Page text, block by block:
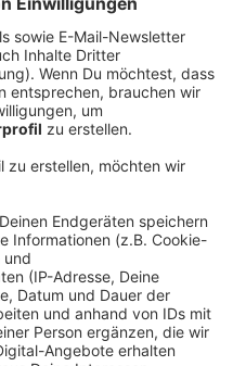
Quadratologos und
Es wurde
in und aus Münster
fördert Kinder
in Münster. Damit
Aktivitäten
Stiftung Sport-, Musik-
Förderungen hat die
An der
es auch einige
freuen wir uns